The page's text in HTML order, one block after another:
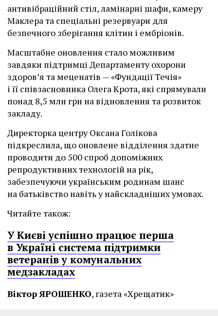
антивібраційний стіл, ламінарні шафи, камеру
Маклера та спеціальні резервуари для
безпечного зберігання клітин і ембріонів.
Масштабне оновлення стало можливим
завдяки підтримці Департаменту охорони
здоров’я та меценатів — «Фундації Течія»
і її співзасновника Олега Крота, які спрямували
понад 8,5 млн грн на відновлення та розвиток
закладу.
Директорка центру Оксана Голікова
підкреслила, що оновлене відділення здатне
проводити до 500 спроб допоміжних
репродуктивних технологій на рік,
забезпечуючи українським родинам шанс
на батьківство навіть у найскладніших умовах.
Читайте також:
У Києві успішно працює перша
в Україні система підтримки
ветеранів у комунальних
медзакладах
Віктор ЯРОШЕНКО, газета «Хрещатик»